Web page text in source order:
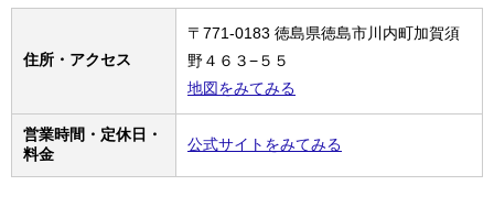
住所・アクセス
〒771-0183 徳島県徳島市川内町加賀須
野４６３−５５
地図をみてみる
営業時間・定休日・
料金
公式サイトをみてみる